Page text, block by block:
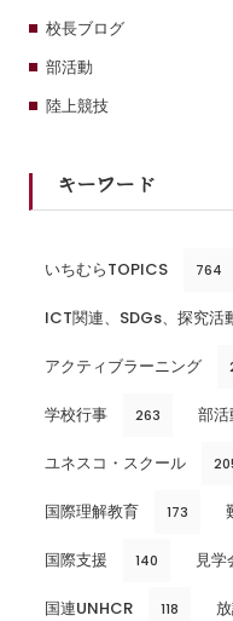
校長ブログ
部活動
陸上競技
キーワード
いちむらTOPICS 764
ICT関連、SDGs、探究活
アクティブラーニング
学校行事 263 部活
ユネスコ・スクール
国際理解教育 173
国際支援 140 見学
国連UNHCR 118